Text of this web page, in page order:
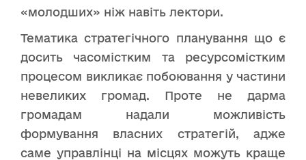
«молодших» ніж навіть лектори.
Тематика стратегічного планування що є
досить часомістким та ресурсомістким
процесом викликає побоювання у частини
невеликих громад. Проте не дарма
громадам надали можливість
формування власних стратегій, адже
саме управлінці на місцях можуть краще